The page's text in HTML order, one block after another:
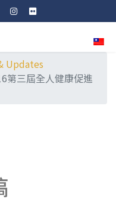
Updates
第三屆全人健康促進